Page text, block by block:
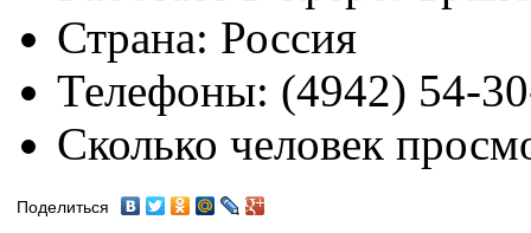
Страна: Россия
Телефоны: (4942) 54-
Сколько человек
Поделиться